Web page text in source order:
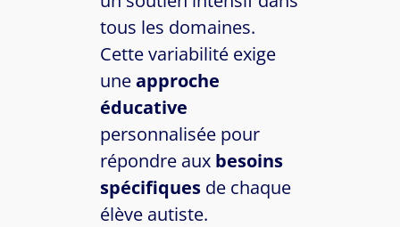
tous les domaines.
Cette variabilité exige
uneapproche
éducative
personnalisée pour
répondre aux besoins
spécifiques de chaque
élève autiste.